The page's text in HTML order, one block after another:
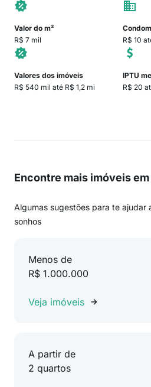
Valor do m²
R$ 7 mil
R$ 10
Valores dos imóveis
R$ 540 mil até R$ 1,2 mi
IPTU
R$ 20
Encontre mais imóveis
Algumas sugestões para te ajudar
sonhos
Menos de
R$ 1.000.000
Veja imóveis
A partir de
2 quartos